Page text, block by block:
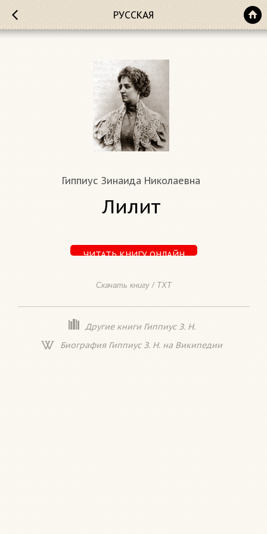
РУССКАЯ
Гиппиус Зинаида Николаевна
Лилит
ЧИТАТЬ КНИГУ ОНЛАЙН
Скачать книгу / TXT
Другие книги Гиппиус З. Н.
Биография Гиппиус З. Н. на Википедии